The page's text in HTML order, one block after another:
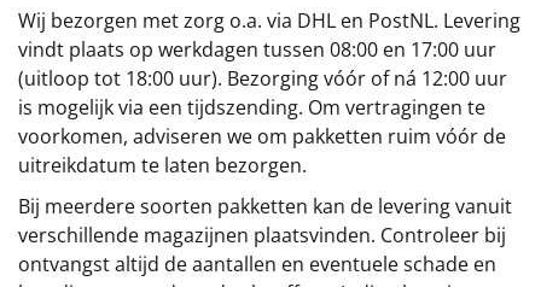
Wij bezorgen met zorg o.a. via DHL en PostNL. Levering
vindt plaats op werkdagen tussen 08:00 en 17:00 uur
(uitloop tot 18:00 uur). Bezorging vóór of ná 12:00 uur
is mogelijk via een tijdszending. Om vertragingen te
voorkomen, adviseren we om pakketten ruim vóór de
uitreikdatum te laten bezorgen.
Bij meerdere soorten pakketten kan de levering vanuit
verschillende magazijnen plaatsvinden. Controleer bij
ontvangst altijd de aantallen en eventuele schade en